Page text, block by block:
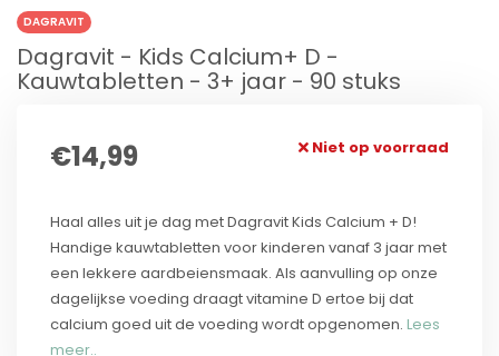
DAGRAVIT
Dagravit - Kids Calcium+ D -
Kauwtabletten - 3+ jaar - 90 stuks
€14,99 Niet op voorraad
Haal alles uit je dag met Dagravit Kids Calcium + D!
Handige kauwtabletten voor kinderen vanaf 3 jaar met
een lekkere aardbeiensmaak. Als aanvulling op onze
dagelijkse voeding draagt vitamine D ertoe bij dat
calcium goed uit de voeding wordt opgenomen. Lees
meer..